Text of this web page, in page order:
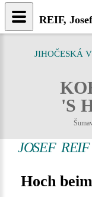
JIHOČESKÁ
'S
JOSEF REIF
Hoch
REIF,